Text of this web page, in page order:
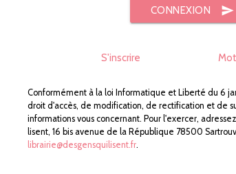
CONNEXION send
S'inscrire
Conformément à la loi Informatique et Liberté du 6
droit d'accès, de modification, de rectification et de
informations vous concernant. Pour l'exercer,
lisent, 16 bis avenue de la République 78500
librairie@desgensquilisent.fr.